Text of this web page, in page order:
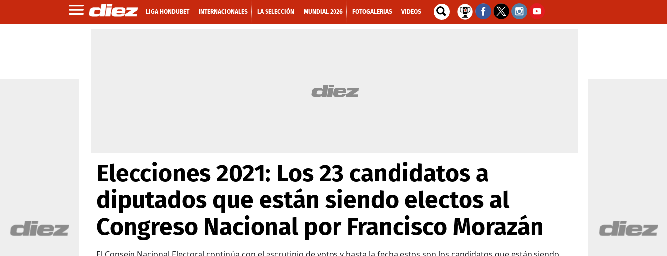
LIGA HONDUBET INTERNACIONALES LA SELECCIÓN MUNDIAL 2026 FOTOGALERIAS VIDEOS
Elecciones 2021: Los 23 candidatos a
diputados que están siendo electos al
Congreso Nacional por Francisco Morazán